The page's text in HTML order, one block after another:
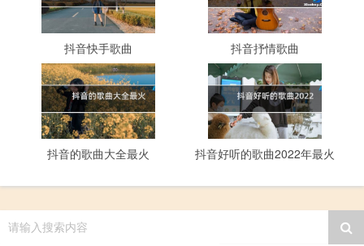
抖音快手歌曲 抖音抒情歌曲
抖音的歌曲大全最火 抖音好听的歌曲2022年最火
请输入搜索内容